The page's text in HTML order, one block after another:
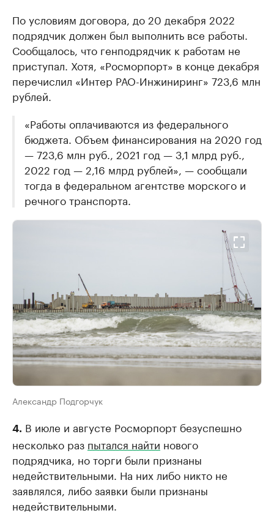
По условиям договора, до 20 декабря 2022
подрядчик должен был выполнить все работы.
Сообщалось, что генподрядчик к работам не
приступал. Хотя, «Росморпорт» в конце декабря
перечислил «Интер РАО-Инжиниринг» 723,6 млн
рублей.
«Работы оплачиваются из федерального
бюджета. Объем финансирования на 2020 год
— 723,6 млн руб., 2021 год — 3,1 млрд руб.,
2022 год — 2,16 млрд рублей», — сообщали
тогда в федеральном агентстве морского и
речного транспорта.
Александр Подгорчук
4. В июле и августе Росморпорт безуспешно
несколько раз пытался найти нового
подрядчика, но торги были признаны
недействительными. На них либо никто не
заявлялся, либо заявки были признаны
недействительными.